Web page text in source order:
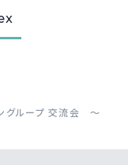
グループ 交流会 ～